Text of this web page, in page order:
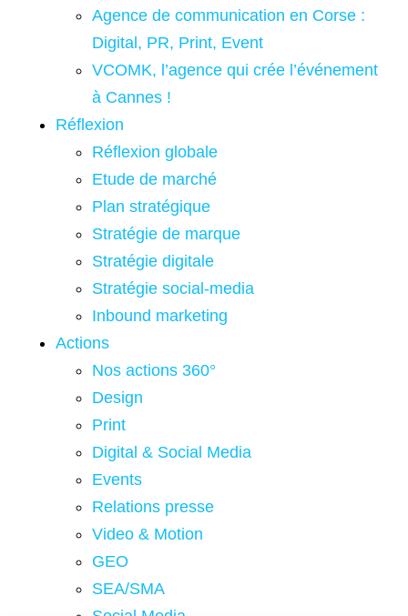
Agence de communication en Corse :
Digital, PR, Print, Event
VCOMK, l’agence qui crée l’événement
à Cannes !
Réflexion
Réflexion globale
Etude de marché
Plan stratégique
Stratégie de marque
Stratégie digitale
Stratégie social-media
Inbound marketing
Actions
Nos actions 360°
Design
Print
Digital & Social Media
Events
Relations presse
Video & Motion
GEO
SEA/SMA